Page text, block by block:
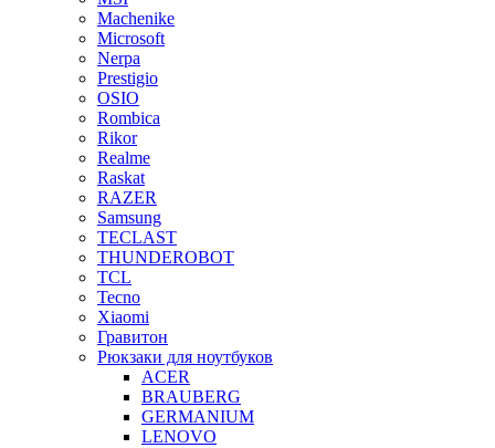
Machenike
Microsoft
Nerpa
Prestigio
OSIO
Rombica
Rikor
Realme
Raskat
RAZER
Samsung
TECLAST
THUNDEROBOT
TCL
Tecno
Xiaomi
Гравитон
Рюкзаки для ноутбуков
ACER
BRAUBERG
GERMANIUM
LENOVO